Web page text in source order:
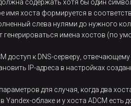
содержать хотя бы один
имя хоста формируется в
слева нулями до нужного
генерироваться имена хостов (по
доступ к DNS-серверу,
IP-адреса в настройках
для случая, когда два
Yandex-облаке и у хоста ADCM есть